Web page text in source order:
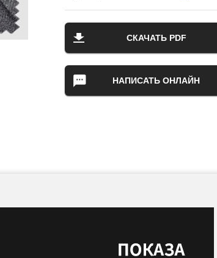
СКАЧАТЬ PDF
НАПИСАТЬ ОНЛАЙН